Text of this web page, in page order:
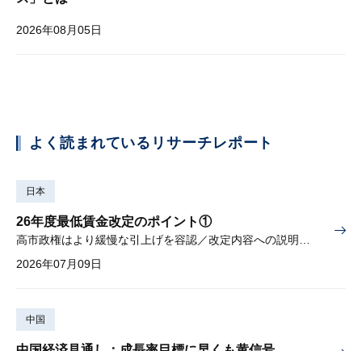
2026年08月05日
よく読まれているリサーチレポート
日本
26年度最低賃金改定のポイント①
高市政権はより緩慢な引上げを容認／改定内容への説明責任が焦点
2026年07月09日
中国